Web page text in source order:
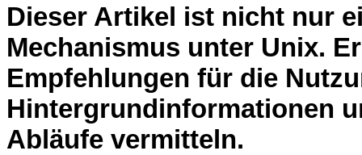
Dieser Artikel ist nicht nur
Mechanismus unter Unix.
Empfehlungen für die
Hintergrundinformationen
Abläufe vermitteln.